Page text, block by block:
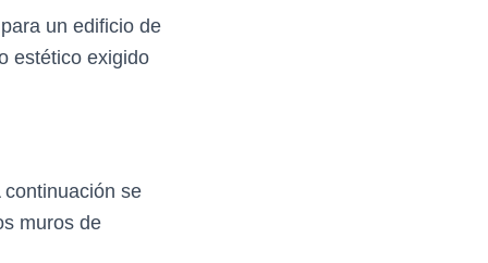
un edificio de
estético exigido
se
muros de